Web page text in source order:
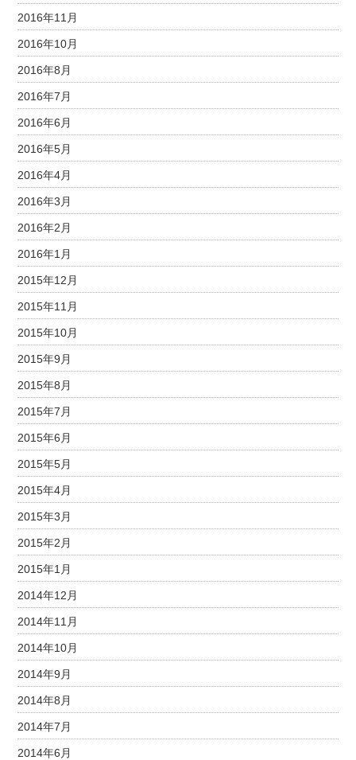
2016年11月
2016年10月
2016年8月
2016年7月
2016年6月
2016年5月
2016年4月
2016年3月
2016年2月
2016年1月
2015年12月
2015年11月
2015年10月
2015年9月
2015年8月
2015年7月
2015年6月
2015年5月
2015年4月
2015年3月
2015年2月
2015年1月
2014年12月
2014年11月
2014年10月
2014年9月
2014年8月
2014年7月
2014年6月